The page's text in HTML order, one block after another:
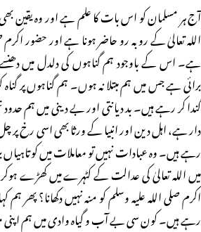
آج ہر مسلمان کو اس بات کا علم ہے اور وہ یقین
اللہ تعالیٰ کے رو بہ رو حاضر ہونا ہے اور حضور اکرم
ہے۔ اس کے باوجود ہم گناہوں کی دلدل میں
برائی ہے جس میں ہم مبتلا نہ ہوں۔ ہم گناہوں پر
گندا کر رہے ہیں۔ بد دیانتی اور بے دینی میں ہم حدود
دار ہے، اہل دین اور انبیا کے ورثا بھی اسی رخ
رہے ہیں۔ وہ عبادات نہیں تو معاملات میں
میں اللہ تعالیٰ کی عدالت کے کٹہرے میں کھڑے
اکرم صلی اللہ علیہ وسلم کو منہ نہیں دکھانا؟
رہے ہیں۔ کون سی بے آب و گیاہ وادی میں ہم